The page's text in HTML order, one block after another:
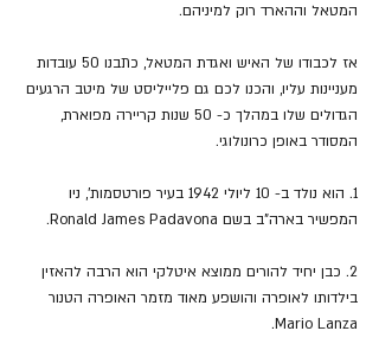
המטאל וההארד רוק למיניהם.
אז לכבודו של האיש ואגדת המטאל, כתבנו 50 עובדות
מעניינות עליו, והכנו לכם גם פלייליסט של מיטב הרגעים
הגדולים שלו במהלך כ- 50 שנות קריירה מפוארת,
המסודר באופן כרונולוגי.
1. הוא נולד ב- 10 ליולי 1942 בעיר פורטסמות', ניו
המפשיר בארה"ב בשם Ronald James Padavona.
2. כבן יחיד להורים ממוצא איטלקי הוא הרבה להאזין
בילדותו לאופרה והושפע מאוד מזמר האופרה הטנור
Mario Lanza.